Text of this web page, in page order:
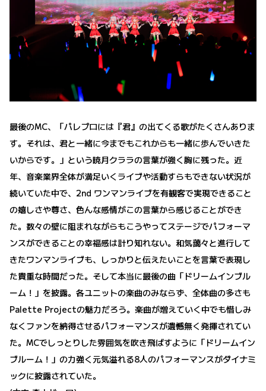
最後のMC、「パレプロには『君』の出てくる歌がたくさんありま
す。それは、君と一緒に今までもこれからも一緒に歩んでいきた
いからです。」という暁月クララの言葉が強く胸に残った。近
年、音楽業界全体が満足いくライブや活動すらもできない状況が
続いていた中で、2nd ワンマンライブを有観客で実現できること
の嬉しさや尊さ、色んな感情がこの言葉から感じることができ
た。数々の壁に阻まれながらもこうやってステージでパフォーマ
ンスができることの幸福感は計り知れない。和気藹々と進行して
きたワンマンライブも、しっかりと伝えたいことを言葉で表現し
た貴重な時間だった。そして本当に最後の曲「ドリームインブル
ーム！」を披露。各ユニットの楽曲のみならず、全体曲の多さも
Palette Projectの魅力だろう。楽曲が増えていく中でも惜しみ
なくファンを納得させるパフォーマンスが遺憾無く発揮されてい
た。MCでしっとりした雰囲気を吹き飛ばすように「ドリームイン
ブルーム！」の力強く元気溢れる8人のパフォーマンスがダイナミ
ックに披露されていた。